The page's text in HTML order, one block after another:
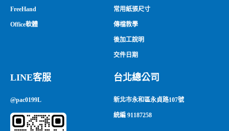
FreeHand
Office軟體
常用紙張尺寸
傳檔教學
後加工說明
交件日期
LINE客服
@pac0199L
台北總公司
新北市永和區永貞路107號
統編 91187258